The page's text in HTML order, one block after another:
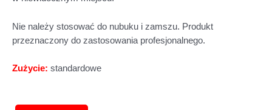
Nie należy stosować do nubuku i zamszu. Produkt
przeznaczony do zastosowania profesjonalnego.
Zużycie: standardowe